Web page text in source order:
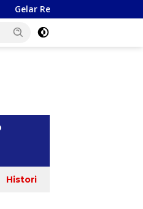
dan Anggota DPRD Sulut Dapil
Histori